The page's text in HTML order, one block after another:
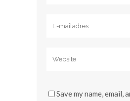
Save my name, email,